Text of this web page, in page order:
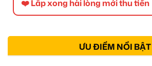
❤️ Lắp xong hài lòng mới thu tiền
ƯU ĐIỂM NỔI BẬT